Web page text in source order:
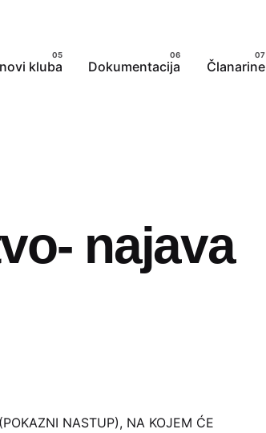
kluba Dokumentacija Članarine
najava
NASTUP), NA KOJEM ĆE